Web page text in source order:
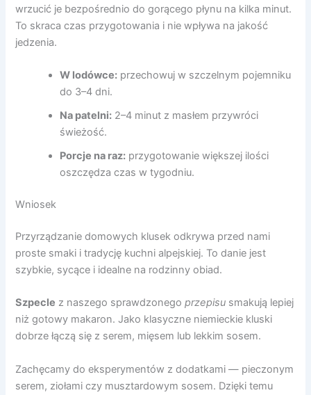
wrzucić je bezpośrednio do gorącego płynu na kilka minut.
To skraca czas przygotowania i nie wpływa na jakość
jedzenia.
W lodówce: przechowuj w szczelnym pojemniku
do 3–4 dni.
Na patelni: 2–4 minut z masłem przywróci
świeżość.
Porcje na raz: przygotowanie większej ilości
oszczędza czas w tygodniu.
Wniosek
Przyrządzanie domowych klusek odkrywa przed nami
proste smaki i tradycję kuchni alpejskiej. To danie jest
szybkie, sycące i idealne na rodzinny obiad.
Szpecle z naszego sprawdzonegoprzepisu smakują lepiej
niż gotowy makaron. Jako klasyczne niemieckie kluski
dobrze łączą się z serem, mięsem lub lekkim sosem.
Zachęcamy do eksperymentów z dodatkami — pieczonym
serem, ziołami czy musztardowym sosem. Dzięki temu